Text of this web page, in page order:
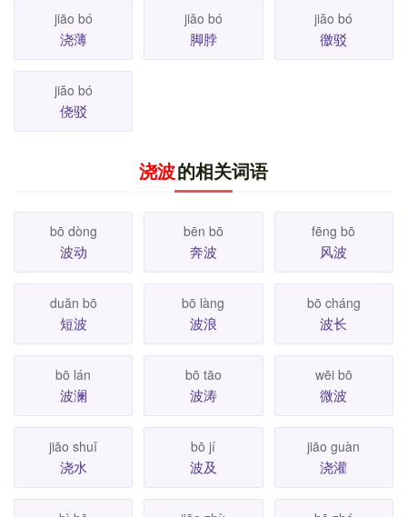
jiāo bó
浇薄
jiăo bó
脚脖
jiăo bó
徼驳
jiăo bó
侥驳
浇波的相关词语
bō dòng
波动
bēn bō
奔波
fēng bō
风波
duăn bō
短波
bō làng
波浪
bō cháng
波长
bō lán
波澜
bō tāo
波涛
wēi bō
微波
jiāo shuǐ
浇水
bō jí
波及
jiāo guàn
浇灌